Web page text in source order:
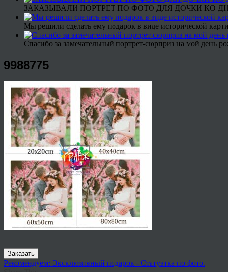
ЗАКАЗЫВАЛИ ПОРТРЕТ ПО ФОТО ДЛЯ ДОЧКИ КО
Мы решили сделать ему подарок в виде исторической
Спасибо за замечательный портрет-сюрприз на мой день
9988775
Заказать
Рекомендуем: Эксклюзивный подарок - Статуэтка по фото.